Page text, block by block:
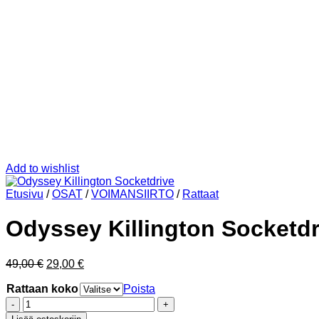
Add to wishlist
Etusivu / OSAT / VOIMANSIIRTO / Rattaat
Odyssey Killington
49,00€ Alkuperäinen
oli:
49,00 €.
29,00 €Nykyinen
on:
29,00 €.
Rattaan koko
Poista
Odyssey
Killington